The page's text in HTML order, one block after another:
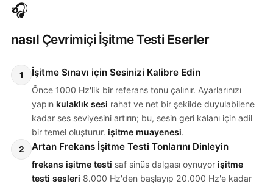
🎧
nasıl Çevrimiçi İşitme TestiEserler
1 İşitme Sınavı için Sesinizi Kalibre Edin
Önce 1000 Hz'lik bir referans tonu çalınır. Ayarlarınızı
yapın kulaklık sesi rahat ve net bir şekilde duyulabilene
kadar ses seviyesini artırın; bu, sesin geri kalanı için adil
bir temel oluşturur. işitme muayenesi.
2 Artan Frekans İşitme Testi Tonlarını Dinleyin
frekans işitme testi saf sinüs dalgası oynuyor işitme
testi sesleri 8.000 Hz'den başlayıp 20.000 Hz'e kadar